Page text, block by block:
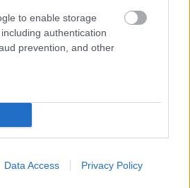
to enable storage
authentication
prevention, and other
Data Access Privacy Policy
ka jaunais Ukrainas
virspavēlnieks ir nolēmis
citas ziņas